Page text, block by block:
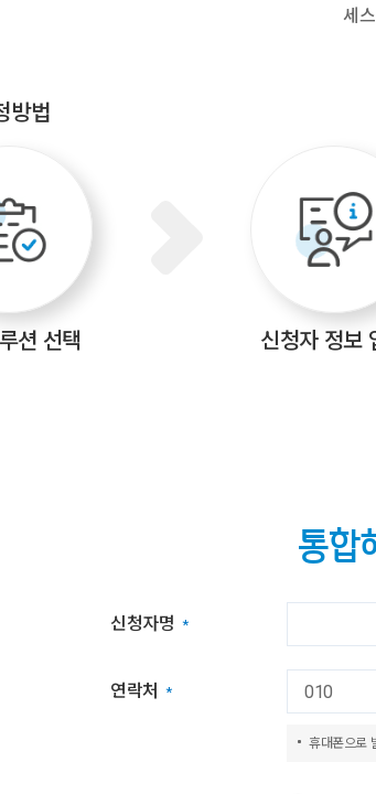
세
방법
션 선택 신청자 정보
신
폼
통합
신청자명 *
연락처 *
휴대폰으로